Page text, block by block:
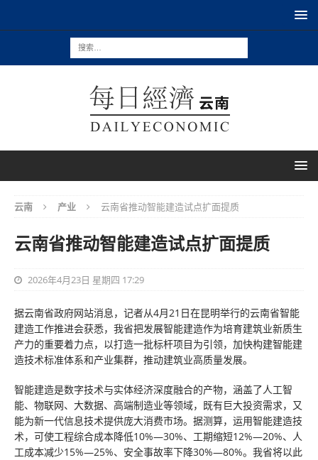
云南 产业 云南省推动智能建造试点扩面提质
云南省推动智能建造试点扩面提质
2026年4月23日 星期四 17:29
据云南省政府网站消息，记者从4月21日在昆明举行的云南省智能
建造工作推进会获悉，我省把发展智能建造作为培育建筑业新质生
产力的重要着力点，以打造一批标杆项目为引领，加快构建智能建
造技术标准体系和产业集群，推动建筑业高质量发展。
智能建造是数字技术与实体经济深度融合的产物，涵盖了人工智
能、物联网、大数据、高端制造业等领域，既有巨大投资需求，又
能为新一代信息技术提供庞大消费市场。据测算，运用智能建造技
术，可使工程综合成本降低10%—30%、工期缩短12%—20%、人
工成本减少15%—25%、安全事故率下降30%—80%。我省将以此